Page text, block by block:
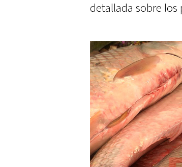
detallada sobre